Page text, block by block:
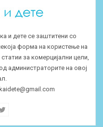
и дете се заштитени со
форма на користење на
за комерцијални цели,
администраторите на овој